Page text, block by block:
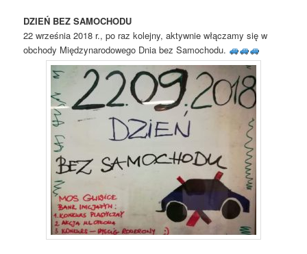
DZIEŃ BEZ SAMOCHODU
22 września 2018 r., po raz kolejny, aktywnie włączamy się w
obchody Międzynarodowego Dnia bez Samochodu.